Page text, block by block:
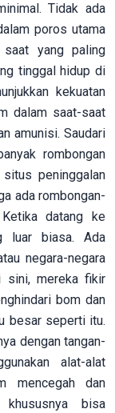
Tidak ada
poros utama
yang paling
tinggal hidup di
kekuatan
dalam saat-saat
amunisi. Saudari
rombongan
peninggalan
ada rombongan-
datang ke
luar biasa. Ada
negara-negara
sini, mereka fikir
bom dan
besar seperti itu.
dengan tangan-
alat-alat
mencegah dan
bisa